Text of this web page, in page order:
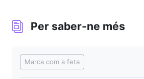
Per saber-ne més
Marca com a feta